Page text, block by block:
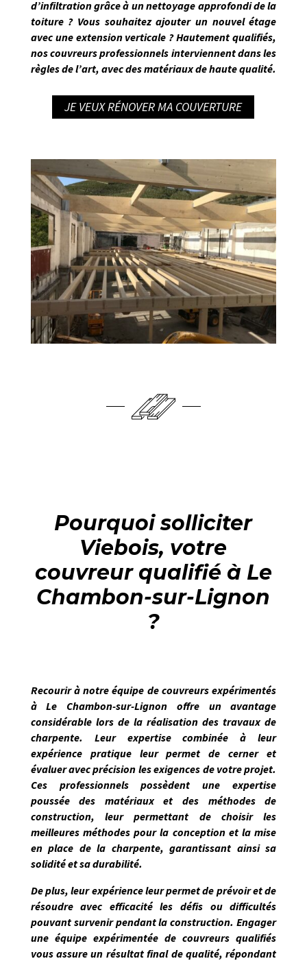
d’infiltration grâce à un nettoyage approfondi de la
toiture ? Vous souhaitez ajouter un nouvel étage
avec une extension verticale ? Hautement qualifiés,
nos couvreurs professionnels interviennent dans les
règles de l’art, avec des matériaux de haute qualité.
JE VEUX RÉNOVER MA COUVERTURE
Pourquoi solliciter
Viebois, votre
couvreur qualifié à Le
Chambon-sur-Lignon
?
Recourir à notre équipe de couvreurs expérimentés
àLe Chambon-sur-Lignon offre un avantage
considérable lors de la réalisation des travaux de
charpente. Leur expertise combinée à leur
expérience pratique leur permet decerner et
évaluer avec précision les exigences de votre projet.
Ces professionnels possèdent une expertise
poussée des matériaux et des méthodes de
construction, leur permettant de choisir les
meilleures méthodes pour la conception et la mise
en place de la charpente, garantissant ainsi sa
solidité et sa durabilité.
De plus, leur expérience leur permet de prévoir et de
résoudre avec efficacité les défis ou difficultés
pouvant survenir pendant la construction. Engager
une équipe expérimentée de couvreurs qualifiés
vous assure un résultat final de qualité, répondant